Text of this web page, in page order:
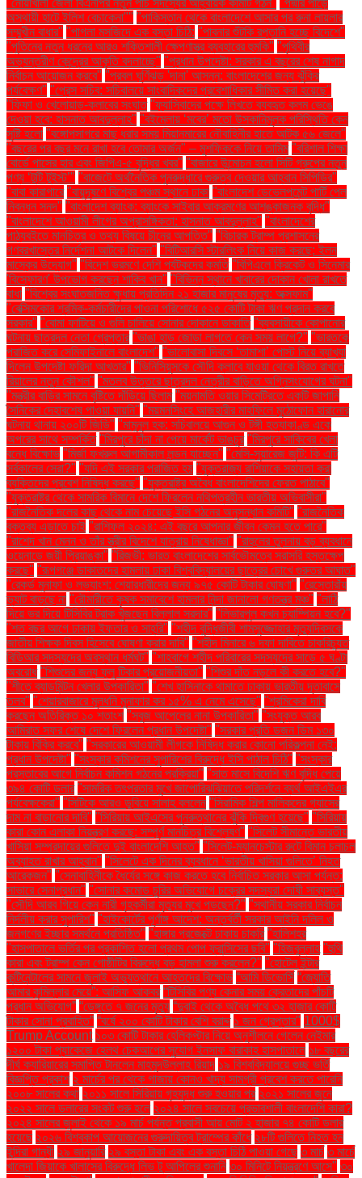
অস্থায়ী হাটে ইলিশ বেচাকেনা"'' "পাকিস্তান থেকে বাংলাদেশে আসার পর রুনা লায়লার
সম্মুখীন বাধার" "পাগলা মসজিদে এক বস্তা চিঠি: "পাবনার শুঁটকি রপ্তানি হচ্ছে বিদেশে"
"পুতিনের নতুন ধরনের আরও শক্তিশালী ক্ষেপণাস্ত্র ব্যবহারের হুমকি" "পৃথিবীর
অভ্যন্তরীণ কেন্দ্রের আকৃতি বদলাচ্ছে" "প্রধান উপদেষ্টা: সরকার এ বছরের শেষ নাগাদ
নির্বাচন আয়োজন করবে" "প্রবল ঘূর্ণিঝড় 'দানা' আসন্ন: বাংলাদেশের জন্য ঝুঁকির
পর্যবেক্ষণ" "প্রেস সচিব: সচিবালয়ে সাংবাদিকদের প্রবেশাধিকার সীমিত করা হয়েছে"
"ফিফা ও খেলোয়াড়-ক্লাবের সংঘাত "ফ্যাসিবাদের পক্ষে লিখতে ব্যবহৃত কলম ভেঙে
দেওয়া হবে: হাসনাত আবদুল্লাহ" "বইমেলায় ‘মবের’ মতো উসকানিমূলক পরিস্থিতি কেন
সৃষ্টি হলো "বঙ্গোপসাগরে মাছ ধরার সময় মিয়ানমারের নৌবাহিনীর হাতে আটক ৫৬ জেলে"
"বছরের পর বছর মনে রাখা হবে তোমার অর্জন" – মুশফিককে নিয়ে তামিম "বরিশাল শিক্ষা
বোর্ডে পাসের হার এবং জিপিএ-৫ বৃদ্ধির খবর" "বাজারে উন্মোচন হলো সিটি গ্রুপের নতুন
পণ্য ‘টুটি টুইস্ট’" "বাজেটে অর্থনৈতিক পুনরুদ্ধারে গুরুত্ব দেওয়ার আহ্বান সিপিডির"
"বাবা কারাগারে "বায়ুদূষণে বিশ্বের পঞ্চম স্থানে ঢাকা "বাংলাদেশ ডেভেলপমেন্ট পার্টি পেল
নিবন্ধন সনদ" "বাংলাদেশ ব্যাংক: ব্যাংকে সাইবার আক্রমণের আশঙ্কাজনক বৃদ্ধি"
"বাংলাদেশে আওয়ামী লীগের অপ্রাসঙ্গিকতা: হাসনাত আবদুল্লাহ" "বাংলাদেশের
পাঠ্যবইতে মানচিত্র ও তথ্য বিষয়ে চীনের আপত্তি" "বিচারক ট্রাম্প প্রশাসনের
গণবরখাস্তের নির্দেশনা আটকে দিলেন" "বিটিআরসি স্টারলিংক নিয়ে কাজ করছে: ইলন
মাস্কের উদ্যোগ" "বিদেশ ভ্রমণে দেশি পর্যটকদের কমতি "বিপিএলে ক্রিকেট ও সিনেমার
'বিস্ফোরণ' উপভোগ করছেন শাকিব খান" "বিভিন্ন স্থানে খাবারের দোকান খোলা রাখতে
বাধা "বিশ্বের সংঘাতজনিত ক্ষুধায় প্রতিদিন ২১ হাজার মানুষের মৃত্যু: অক্সফাম"
"বেক্সিমকোর শ্রমিক-কর্মচারীদের পাওনা পরিশোধে ৫২৫ কোটি টাকা ঋণ প্রদান করবে
সরকার" "বোমা ফাটিয়ে ও গুলি চালিয়ে সোনার দোকানে ডাকাতি "ব্যবসায়ীকে কোপানোর
ঘটনায় ছাত্রদল নেতা গ্রেপ্তার "ভাঙা হাড় জোড়া লাগতে কেন সময় লাগে?" "ভারতকে
পরাজিত করে সেমিফাইনালে বাংলাদেশ" "ভালোবাসা দিবসে ‘তামাশা’ পোস্ট নিয়ে ব্যাখ্যা
দিলেন উপদেষ্টা ফরিদা আখতার" "ভিনিসিয়ুসকে সৌদি ক্লাবে যাওয়া থেকে বিরত রাখতে
রিয়ালের নতুন কৌশল" "মতলব উত্তরে ছাত্রদল নেত্রীর বাড়িতে অগ্নিসংযোগের ঘটনা"
"মন্ত্রীর বাড়ির সামনে বৃষ্টিতে দাঁড়িয়ে ছিলাম "ময়নামতি ওয়ার সিমেট্রিতে একটি জাপানি
সৈনিকের দেহাবশেষ পাওয়া যায়নি" "ময়মনসিংহে আজহারীর মাহফিলে মুঠোফোন হারানোর
ঘটনায় থানায় ২০০টি জিডি" "মামুনুল হক: সচিবালয়ে আগুন ও টঙ্গী হত্যাকাণ্ড একে
অপরের সাথে সম্পর্কিত "মিরপুরে চাঁদা না পেয়ে মার্কেট ভাঙচুর "মিরপুরে সাকিবের খেলা
বন্ধে বিক্ষোভ "মির্জা ফখরুল আগামীকাল লন্ডন যাচ্ছেন" "মেসি-সুয়ারেজ জুটি: কি এটি
সর্বকালের সেরা?" "যদি এই সরকার পরাজিত হয় "যুক্তরাজ্য রাশিয়াকে সহায়তা করা
ব্যক্তিদের প্রবেশ নিষিদ্ধ করছে" "যুক্তরাষ্ট্র অবৈধ বাংলাদেশিদের ফেরত পাঠাবে"
"যুক্তরাষ্ট্র থেকে সামরিক বিমানে দেশে ফিরলেন নথিপত্রহীন ভারতীয় অভিবাসীরা"
"রাজনৈতিক দলের কাছ থেকে নাম চেয়েছে ইসি গঠনের অনুসন্ধান কমিটি" "রাজনৈতিক
বক্তব্য এড়াতে চাই "রাশিফল ২০২৪: এই বছরে আপনার জীবন কেমন হতে পারে"
"রাশেদ খান মেনন ও তাঁর স্ত্রীর বিদেশে যাত্রায় নিষেধাজ্ঞা" "রাহুলের তুলনায় বড় ব্যবধানে
ওয়েনাডে জয়ী প্রিয়াঙ্কা" "রিজভী: ভারত বাংলাদেশের সার্বভৌমত্বে সরাসরি হস্তক্ষেপ
করছে" "রূপগঞ্জে ডাকাতদের হামলায় ঢাকা বিশ্ববিদ্যালয়ের ছাত্রের চোখে গুরুতর আঘাত"
"রেকর্ড মুনাফা ও লভ্যাংশ: শেয়ারধারীদের জন্য ৯৭৫ কোটি টাকার ঘোষণা" "রেস্তোরাঁয়
ভ্যাট বাড়ছে না "রৌমারীতে কৃষক সমাবেশে হামলার নিন্দা জানালো গণতন্ত্র মঞ্চ" "লাঠি
দিয়ে ভর দিয়ে টিসিবির ট্রাক খুঁজছেন বিল্লাল সরদার" "লিভারপুল কখন চ্যাম্পিয়ন হবে?"
"শত বছর আগে ঢাকায় ইফতার ও সাহ্‌রি" "শহীদ বুদ্ধিজীবী শামসুজ্জোহার মৃত্যুদিবসকে
জাতীয় শিক্ষক দিবস হিসেবে ঘোষণা করার দাবি" "শহীদ মিনারে ৬ দফা দাবিতে চাকরিচ্যুত
বিডিআর সদস্যদের অবস্থান ধর্মঘট" "শাহবাগে শহীদ পরিবারের সদস্যদের সাড়ে ৫ ঘণ্টা
অবরোধ "শিশুদের জন্য ফ্লু টিকার প্রয়োজনীয়তা" "শিশুর দাঁত নড়লে কী করতে হবে?"
"শীতে ব্যাডমিন্টন খেলার উপকারিতা" "শেখ হাসিনাকে থামাতে ঢাকায় ভারতীয় দূতাবাসে
তলব" "শেয়ারবাজারে মূলধনি মুনাফার কর ১৫% এ নেমে এসেছে" "শ্রমিকেরা দাবি
করছেন অতিরিক্ত ১০ শতাংশ "সবুজ আপেলের নানা উপকারিতা" "সংযুক্ত আরব
আমিরাত সফর শেষে দেশে ফিরলেন প্রধান উপদেষ্টা" "সরকার প্রতি ডজন ডিম ১৩০
টাকায় বিক্রি করবে" "সরকারের আওয়ামী লীগকে নিষিদ্ধ করার কোনো পরিকল্পনা নেই:
প্রধান উপদেষ্টা" "সংস্কার কমিশনের সুপারিশের বিরুদ্ধে ইসি পাঠাল চিঠি" "সংস্কার
প্রস্তাবের আগে নির্বাচন কমিশন গঠনের প্রক্রিয়া" "সাত মাসে বিদেশি ঋণ বৃদ্ধি পেয়ে
৩৯৪ কোটি ডলার "সামরিক তৎপরতার মুখে জাপোরিঝঝিয়াতে পরিদর্শনে ব্যর্থ আইএইএর
পর্যবেক্ষকেরা" "সিটিকে আরও ডুবিয়ে সালাহ বললেন "সিরামিক শিল্প মালিকদের গ্যাসের
দাম না বাড়ানোর দাবি" "সিরিয়ায় আইএসের পুনরুত্থানের ঝুঁকি দ্বিগুণ হয়েছে" "সিরিয়ায়
কারা কোন এলাকা নিয়ন্ত্রণ করছে: সম্পূর্ণ মানচিত্র বিশ্লেষণ" "সিলেট সীমান্তে ভারতীয়
খাসিয়া সম্প্রদায়ের গুলিতে দুই বাংলাদেশি আহত" "সিলেট-ম্যানচেস্টার রুটে বিমান চলাচল
অব্যাহত রাখার আহ্বান" "সিলেটে এক দিনের ব্যবধানে ‘ভারতীয় খাসিয়া গু‌লিতে’ নিহত
আরেকজন" "সেনাবাহিনীকে ধৈর্যের সঙ্গে কাজ করতে হবে নির্বাচিত সরকার আসা পর্যন্ত:
সাভারে সেনাপ্রধান" "সোনার কমোড চুরির অভিযোগে চক্রের সদস্যরা দোষী সাব্যস্ত"
"সৌদি আরব গিয়ে কেন নারী গৃহকর্মীরা মৃত্যুর মুখে পড়ছেন?" "স্থানীয় সরকার নির্বাচন
নির্দলীয় করার সুপারিশ" "হাইকোর্টের পূর্ণাঙ্গ আদেশ: অন্তর্বর্তী সরকার আইনি দলিল ও
জনগণের ইচ্ছার সমর্থনে প্রতিষ্ঠিত" "হাঙ্গার প্রজেক্টে ঢাকায় চাকরি "হালিশহর
"হাসপাতালে ভর্তির পর প্রকাশিত হলো প্রথম পোপ ফ্রান্সিসের ছবি" "হিজবুল্লাহ "হুথি
কারা এবং ট্রাম্প কেন গোষ্ঠীটির বিরুদ্ধে বড় হামলা শুরু করলেন?" "হোটেল ইন্টার
কন্টিনেন্টালের সামনে জুলাই অভ্যুত্থানে আহতদের বিক্ষোভ “আমি ডিভোর্সি “জ্যোতি
আমার কুমিল্লার মেয়ে”: আসিফ আকবর “টিসিবির পণ্য কেনার সময় ক্রেতাদের পাঁচটি
প্রধান অভিযোগ” “ডেঙ্গুতে ৭ জনের মৃত্যু “দুবাই থেকে অবৈধ পথে ৩২ হাজার কোটি
টাকার সোনা প্রবাহিত” “বর্ষে ২০০ কোটি টাকার বেশি বরাদ্দ ১ জন গ্রেপ্তার" 1000$
Trump Account ১০৩ কোটি টাকার হেলিকপ্টার নিয়ে অনুশীলনে গেলেন নেইমার
১২০০ টাকা প্যাকেজে হেলথ চেকআপের সুযোগ ইনসাফ বারাকাহ হাসপাতালে ১৮ বছরের
দীর্ঘ ক্যারিয়ারের সমাপ্তি টানলেন মাহমুদউল্লাহ রিয়াদ ১৯ বিশ্ববিদ্যালয়ে গুচ্ছ ভর্তি
বিজ্ঞপ্তি প্রকাশ ২ মার্চের পর থেকে গাজায় কোনও খাদ্য সামগ্রী প্রবেশ করতে পারেনি
২০০৮ সালের কথা ২০১১ সালে সিরিয়ায় গৃহযুদ্ধ শুরু হওয়ার পর ২০২১ সালের জুনে
২০২২ সালে ডলারের সংকট শুরু হলে ২০২৪ সালে সবচেয়ে প্রভাবশালী বাংলাদেশি কারা?
২০২৪ সালের জুলাই থেকে ১৯ মার্চ পর্যন্ত প্রবাসী আয় মোট ২ হাজার ৭৪ কোটি ডলার
হয়েছে ২০২৬ বিশ্বকাপ আয়োজনের গুরুদায়িত্ব ট্রাম্পের কাঁধে ২৮টি গুলিতে নিহত হন
ইন্দিরা গান্ধী ২৯ জানুয়ারি ২৯ বস্তা টাকা এবং এক বস্তা চিঠি পাওয়া গেছে ৩ মার্চ ৩ মার্চে
খালেদা জিয়াকে খালাসের বিরুদ্ধে লিভ টু আপিলের শুনানি ৩০ মিনিটে নিয়ন্ত্রণে আসে" ৩০